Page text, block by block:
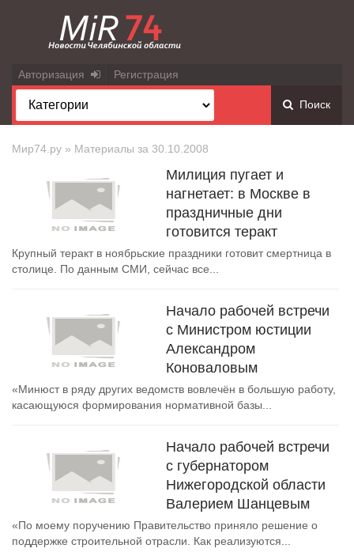
Авторизация Регистрация
Поиск
Мир74.ру » Материалы за 30.10.2008
Милиция пугает и
нагнетает: в Москве в
праздничные дни
готовится теракт
Крупный теракт в ноябрьские праздники готовит смертница в
столице. По данным СМИ, сейчас все...
Начало рабочей встречи
с Министром юстиции
Александром
Коноваловым
«Минюст в ряду других ведомств вовлечён в большую работу,
касающуюся формирования нормативной базы...
Начало рабочей встречи
с губернатором
Нижегородской области
Валерием Шанцевым
«По моему поручению Правительство приняло решение о
поддержке строительной отрасли. Как реализуются...